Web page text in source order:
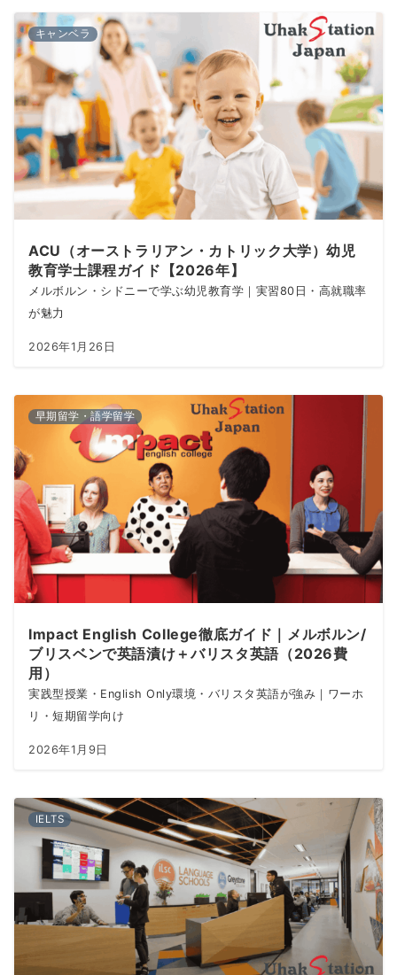
キャンベラ
ACU（オーストラリアン・カトリック大学）幼児
教育学士課程ガイド【2026年】
メルボルン・シドニーで学ぶ幼児教育学｜実習80日・高就職率
が魅力
2026年1月26日
早期留学・語学留学
Impact English College徹底ガイド｜メルボルン/
ブリスベンで英語漬け＋バリスタ英語（2026費
用）
実践型授業・English Only環境・バリスタ英語が強み｜ワーホ
リ・短期留学向け
2026年1月9日
IELTS